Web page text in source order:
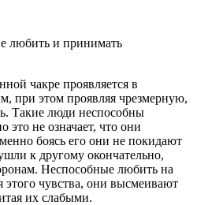
любить и принимать
чакре проявляется в
при этом проявляя чрезмерную,
Такие люди неспособны
это не означает, что они
боясь его они не покидают
к другому окончательно,
Неспособные любить на
чувства, они высмеивают
их слабыми.